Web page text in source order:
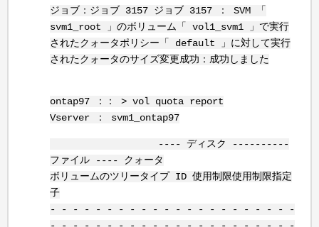
ジョブ：ジョブ 3157 ジョブ 3157 ： SVM 「
svm1_root 」のボリューム「 vol1_svm1 」で実行
されたクォータポリシー「 default 」に対して実行
されたクォータのサイズ変更成功：成功しました
ontap97 ：： > vol quota report
Vserver ： svm1_ontap97
---- ディスク ----------
ファイル ---- クォータ
ボリュームのツリータイプ ID 使用制限使用制限指定
子
- - - - - - - - - - - - - - - - - - - - - -